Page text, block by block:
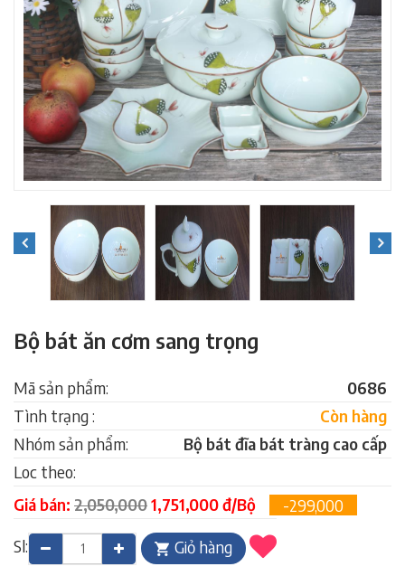
Bộ bát ăn cơm sang trọng
Mã sản phẩm:
0686
Tình trạng :
Còn hàng
Nhóm sản phẩm:
Bộ bát đĩa bát tràng cao cấp
Loc theo:
Giá bán: 2,050,0001,751,000 đ/Bộ
-299,000
Sl:
Giỏ hàng